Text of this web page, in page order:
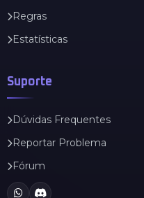
Regras
Estatísticas
Suporte
Dúvidas Frequentes
Reportar Problema
Fórum